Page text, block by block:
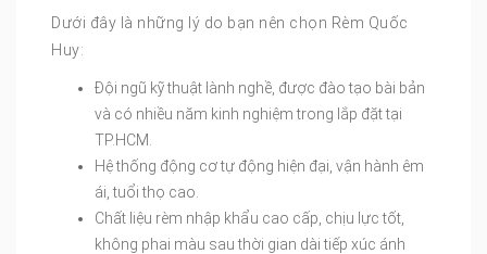
Dưới đây là những lý do bạn nên chọn Rèm Quốc
Huy:
Đội ngũ kỹ thuật lành nghề, được đào tạo bài bản
và có nhiều năm kinh nghiệm trong lắp đặt tại
TP.HCM.
Hệ thống động cơ tự động hiện đại, vận hành êm
ái, tuổi thọ cao.
Chất liệu rèm nhập khẩu cao cấp, chịu lực tốt,
không phai màu sau thời gian dài tiếp xúc ánh